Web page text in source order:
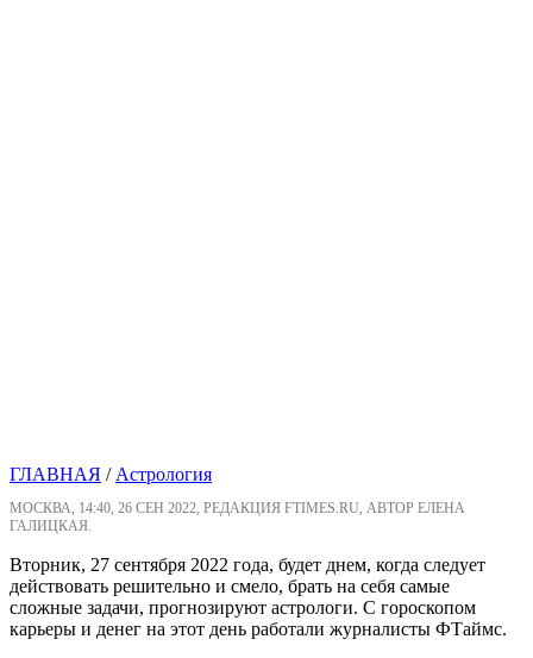
ГЛАВНАЯ /Астрология
МОСКВА, 14:40, 26 СЕН 2022, РЕДАКЦИЯ FTIMES.RU, АВТОР ЕЛЕНА
ГАЛИЦКАЯ.
Вторник, 27 сентября 2022 года, будет днем, когда следует
действовать решительно и смело, брать на себя самые
сложные задачи, прогнозируют астрологи. С гороскопом
карьеры и денег на этот день работали журналисты ФТаймс.